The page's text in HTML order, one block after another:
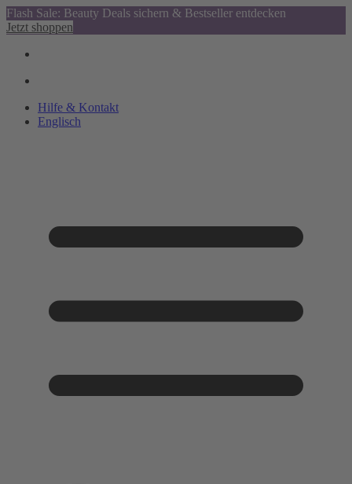
Flash Sale: Beauty Deals sichern & Bestseller entdecken
Jetzt shoppen
Hilfe & Kontakt
Englisch